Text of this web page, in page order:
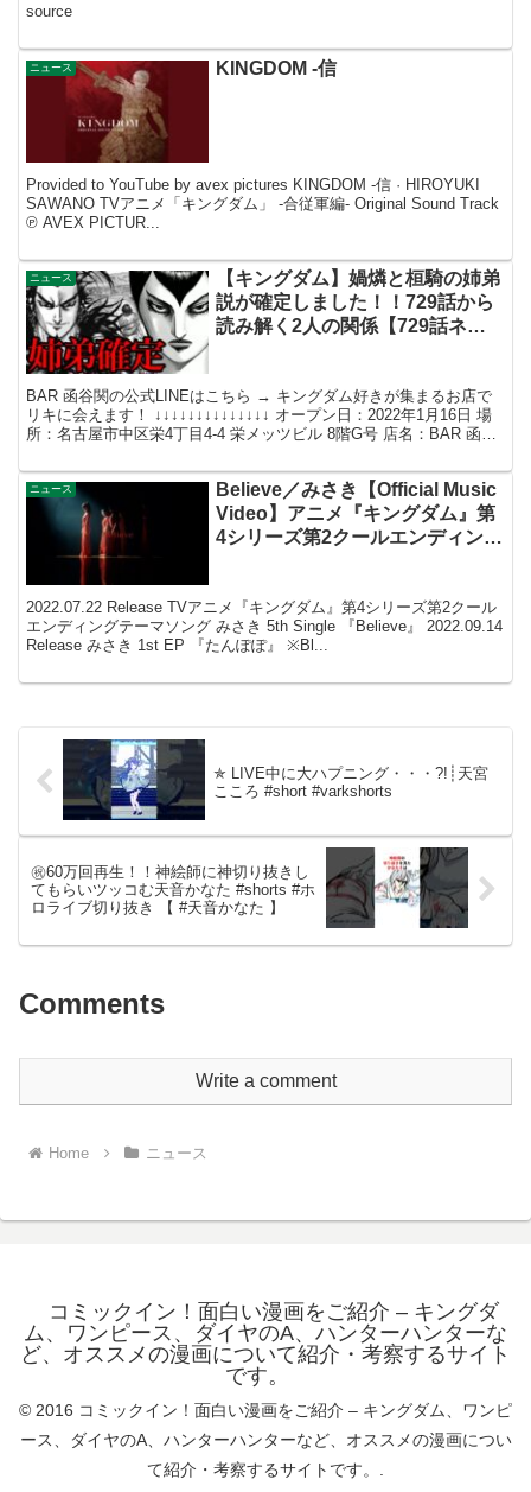
source
ニュース KINGDOM -信
Provided to YouTube by avex pictures KINGDOM -信 · HIROYUKI
SAWANO TVアニメ「キングダム」 -合従軍編- Original Sound Track
℗ AVEX PICTUR...
ニュース
【キングダム】媧燐と桓騎の姉弟
説が確定しました！！729話から
読み解く2人の関係【729話ネタ
BAR 函谷関の公式LINEはこちら → キングダム好きが集まるお店で
リキに会えます！ ↓↓↓↓↓↓↓↓↓↓↓↓↓↓ オープン日：2022年1月16日 場
所：名古屋市中区栄4丁目4-4 栄メッツビル 8階G号 店名：BAR 函谷
ニュース
Believe／みさき【Official Music
Video】アニメ『キングダム』第
4シリーズ第2クールエンディング
2022.07.22 Release TVアニメ『キングダム』第4シリーズ第2クール
エンディングテーマソング みさき 5th Single 『Believe』 2022.09.14
Release みさき 1st EP 『たんぽぽ』 ※Bl...
✯ LIVE中に大ハプニング・・・?!┊天宮
こころ #short #varkshorts
㊗️60万回再生！！神絵師に神切り抜きし
てもらいツッコむ天音かなた #shorts #ホ
ロライブ切り抜き 【 #天音かなた 】
Comments
Write a comment
Home ニュース
コミックイン！面白い漫画をご紹介 – キングダ
ム、ワンピース、ダイヤのA、ハンターハンターな
ど、オススメの漫画について紹介・考察するサイト
です。
© 2016 コミックイン！面白い漫画をご紹介 – キングダム、ワンピ
ース、ダイヤのA、ハンターハンターなど、オススメの漫画につい
て紹介・考察するサイトです。.